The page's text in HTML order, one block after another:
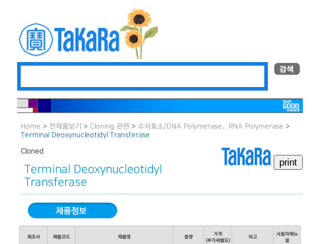
Home > 전제품보기 > Cloning 관련 > 수식효소／DNA Polymerase、RNA Polymerase >
Terminal Deoxynucleotidyl Transferase
Cloned
Terminal Deoxynucleotidyl
Transferase
제조사 제품코드 제품명 용량
가격
(부가세별도)
비고
사용자매뉴
얼